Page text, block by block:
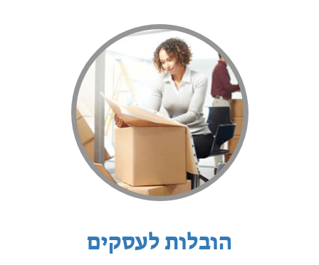
הובלות לעסקים